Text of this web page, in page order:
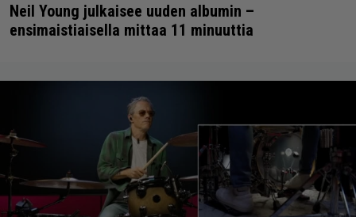
Neil Young julkaisee uuden albumin –
ensimaistiaisella mittaa 11 minuuttia